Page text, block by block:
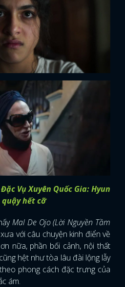
Vụ Xuyên Quốc Gia: Hyun
quậy hết cỡ
Mal De Ojo (Lời Nguyền Tầm
với câu chuyện kinh điển về
nữa, phần bối cảnh, nội thất
hệt như tòa lâu đài lộng lẫy
phong cách đặc trưng của
ám.